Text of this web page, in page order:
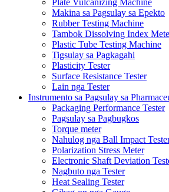
Makina sa Pagsulay sa Epekto
Rubber Testing Machine
Tambok Dissolving Index
Plastic Tube Testing Machine
Tigsulay sa Pagkagahi
Plasticity Tester
Surface Resistance Tester
Lain nga Tester
Instrumento sa Pagsulay sa
Packaging Performance Tester
Pagsulay sa Pagbugkos
Torque meter
Nahulog nga Ball Impact
Polarization Stress Meter
Electronic Shaft Deviation
Nagbuto nga Tester
Heat Sealing Tester